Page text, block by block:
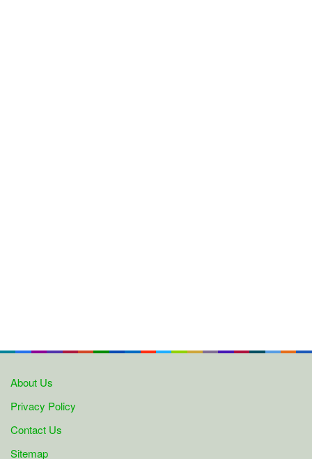
About Us
Privacy Policy
Contact Us
Sitemap